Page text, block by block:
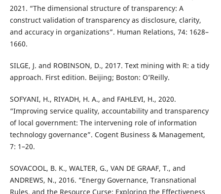
2021. “The dimensional structure of transparency: A
construct validation of transparency as disclosure, clarity,
and accuracy in organizations”. Human Relations, 74: 1628–
1660.
SILGE, J. and ROBINSON, D., 2017. Text mining with R: a tidy
approach. First edition. Beijing; Boston: O’Reilly.
SOFYANI, H., RIYADH, H. A., and FAHLEVI, H., 2020.
“Improving service quality, accountability and transparency
of local government: The intervening role of information
technology governance”. Cogent Business & Management,
7: 1–20.
SOVACOOL, B. K., WALTER, G., VAN DE GRAAF, T., and
ANDREWS, N., 2016. “Energy Governance, Transnational
Rules, and the Resource Curse: Exploring the Effectiveness